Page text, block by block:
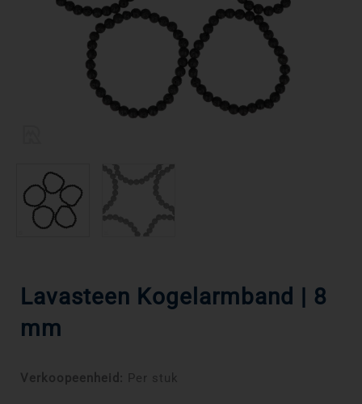
Lavasteen Kogelarmband | 8
mm
Verkoopeenheid: Per stuk